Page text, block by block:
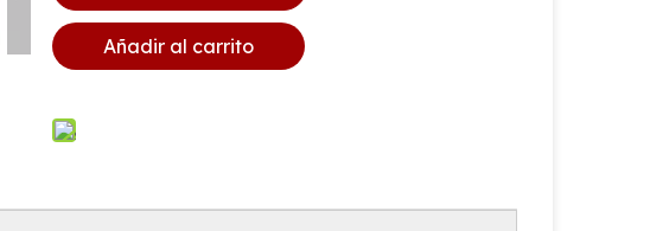
Añadir al carrito